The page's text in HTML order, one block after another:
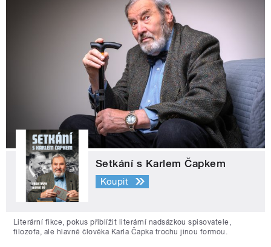
Setkání s Karlem Čapkem
Koupit
Literární fikce, pokus přiblížit literární nadsázkou spisovatele,
filozofa, ale hlavně člověka Karla Čapka trochu jinou formou.